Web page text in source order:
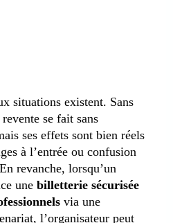
situations existent. Sans
se fait sans
ses effets sont bien réels
à l’entrée ou confusion
revanche, lorsqu’un
une billetterie sécurisée
via une
l’organisateur peut